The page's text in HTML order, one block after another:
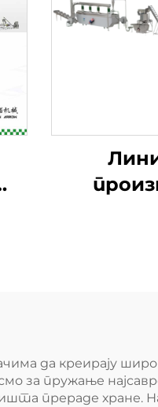
да креирају
за пружање
прераде хране.